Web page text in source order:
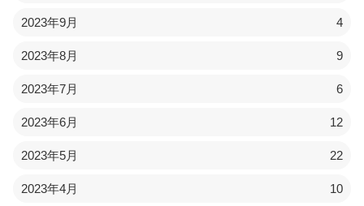
2023年9月 4
2023年8月 9
2023年7月 6
2023年6月 12
2023年5月 22
2023年4月 10